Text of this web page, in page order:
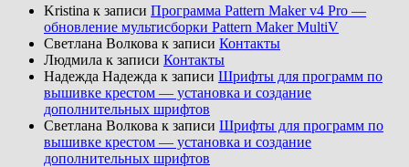
Kristina к записи Программа Pattern Maker v4 Pro —
обновление мультисборки Pattern Maker MultiV
Светлана Волкова к записи Контакты
Людмила к записи Контакты
Надежда Надежда к записи Шрифты для программ по
вышивке крестом — установка и создание
дополнительных шрифтов
Светлана Волкова к записи Шрифты для программ по
вышивке крестом — установка и создание
дополнительных шрифтов